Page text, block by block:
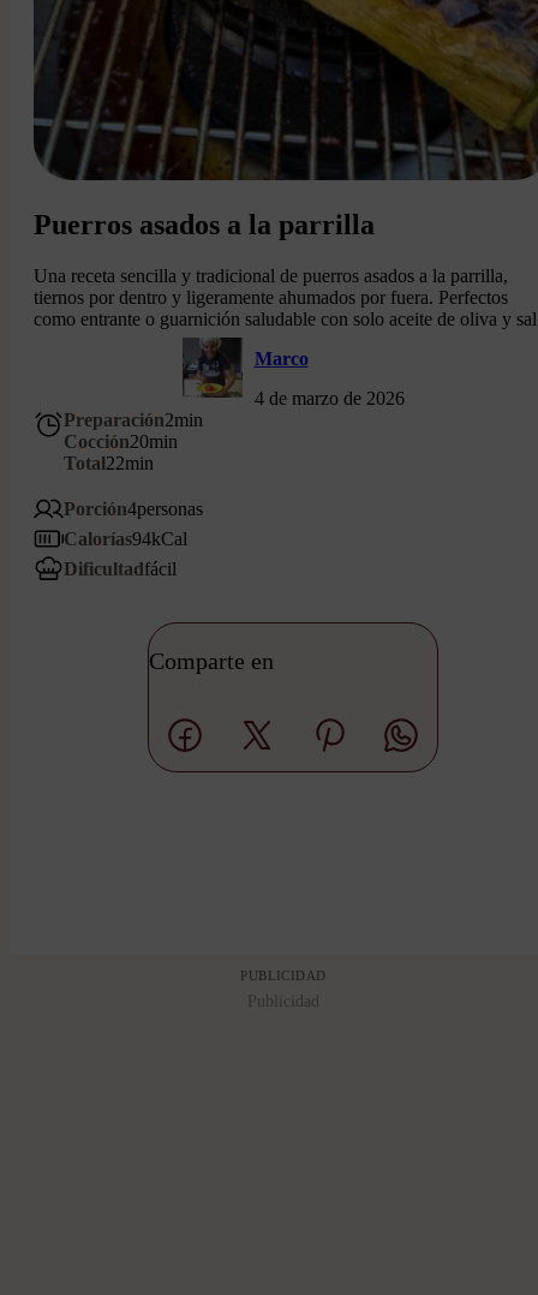
Puerros asados a la parrilla
Una receta sencilla y tradicional de puerros asados a la parrilla,
tiernos por dentro y ligeramente ahumados por fuera. Perfectos
como entrante o guarnición saludable con solo aceite de oliva y
Marco
4 de marzo de 2026
Preparación2min
Cocción20min
Total22min
Porción4personas
Calorías94kCal
Dificultadfácil
Comparte en
PUBLICIDAD
Publicidad